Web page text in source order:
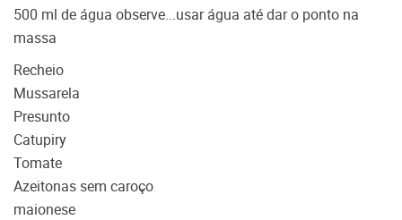
500 ml de água observe...usar água até dar o ponto na
massa
Recheio
Mussarela
Presunto
Catupiry
Tomate
Azeitonas sem caroço
maionese